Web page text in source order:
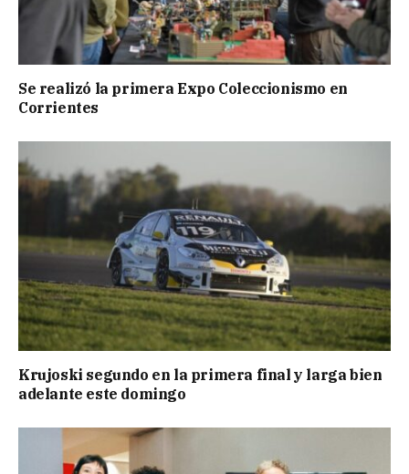
Se realizó la primera Expo Coleccionismo en
Corrientes
Krujoski segundo en la primera final y larga bien
adelante este domingo